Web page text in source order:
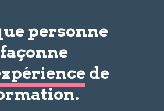
personne
façonne
de